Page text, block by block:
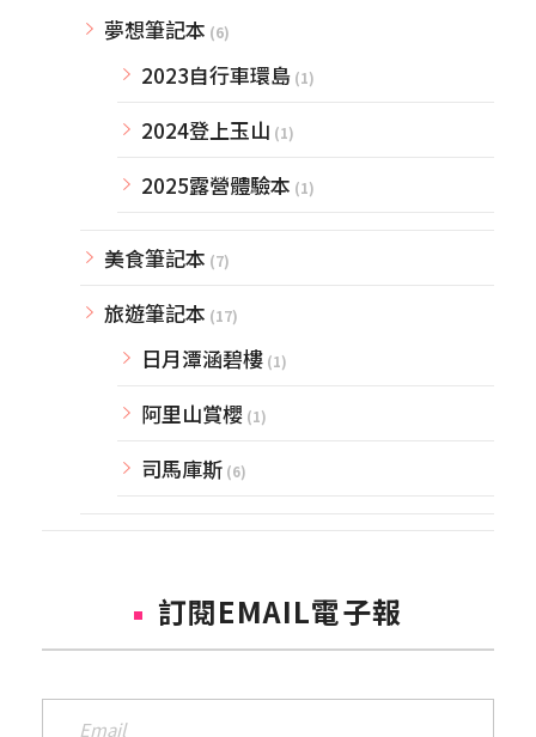
夢想筆記本 (6)
2023自行車環島 (1)
2024登上玉山 (1)
2025露營體驗本 (1)
美食筆記本 (7)
旅遊筆記本 (17)
日月潭涵碧樓 (1)
阿里山賞櫻 (1)
司馬庫斯 (6)
訂閱EMAIL電子報